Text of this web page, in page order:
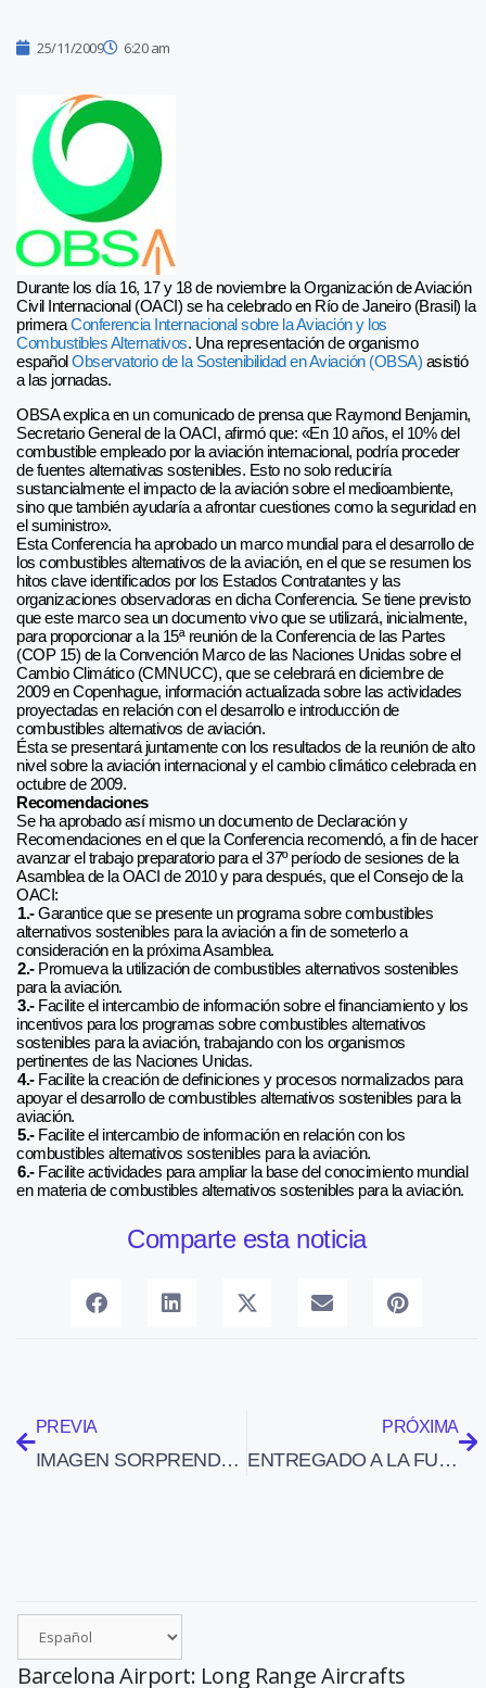
25/11/2009 6:20 am
Durante los día 16, 17 y 18 de noviembre la Organización de Aviación
Civil Internacional (OACI) se ha celebrado en Río de Janeiro (Brasil) la
primeraConferencia Internacional sobre la Aviación y los
Combustibles Alternativos. Una representación de organismo
españolObservatorio de la Sostenibilidad en Aviación (OBSA) asistió
a las jornadas.
OBSA explica en un comunicado de prensa que Raymond Benjamin,
Secretario General de la OACI, afirmó que: «En 10 años, el 10% del
combustible empleado por la aviación internacional, podría proceder
de fuentes alternativas sostenibles. Esto no solo reduciría
sustancialmente el impacto de la aviación sobre el medioambiente,
sino que también ayudaría a afrontar cuestiones como la seguridad en
el suministro».
Esta Conferencia ha aprobado un marco mundial para el desarrollo de
los combustibles alternativos de la aviación, en el que se resumen los
hitos clave identificados por los Estados Contratantes y las
organizaciones observadoras en dicha Conferencia. Se tiene previsto
que este marco sea un documento vivo que se utilizará, inicialmente,
para proporcionar a la 15ª reunión de la Conferencia de las Partes
(COP 15) de la Convención Marco de las Naciones Unidas sobre el
Cambio Climático (CMNUCC), que se celebrará en diciembre de
2009 en Copenhague, información actualizada sobre las actividades
proyectadas en relación con el desarrollo e introducción de
combustibles alternativos de aviación.
Ésta se presentará juntamente con los resultados de la reunión de alto
nivel sobre la aviación internacional y el cambio climático celebrada en
octubre de 2009.
Recomendaciones
Se ha aprobado así mismo un documento de Declaración y
Recomendaciones en el que la Conferencia recomendó, a fin de hacer
avanzar el trabajo preparatorio para el 37º período de sesiones de la
Asamblea de la OACI de 2010 y para después, que el Consejo de la
OACI:
1.-Garantice que se presente un programa sobre combustibles
alternativos sostenibles para la aviación a fin de someterlo a
consideración en la próxima Asamblea.
2.-Promueva la utilización de combustibles alternativos sostenibles
para la aviación.
3.-Facilite el intercambio de información sobre el financiamiento y los
incentivos para los programas sobre combustibles alternativos
sostenibles para la aviación, trabajando con los organismos
pertinentes de las Naciones Unidas.
4.-Facilite la creación de definiciones y procesos normalizados para
apoyar el desarrollo de combustibles alternativos sostenibles para la
aviación.
5.-Facilite el intercambio de información en relación con los
combustibles alternativos sostenibles para la aviación.
6.- Facilite actividades para ampliar la base del conocimiento mundial
en materia de combustibles alternativos sostenibles para la aviación.
Comparte esta noticia
PREVIA
IMAGEN SORPRENDENTE: FOTOGRAFIABA EL SOL Y SE CRUZÓ UN AVIÓN
PRÓXIMA
ENTREGADO A LA FUERZA AÉREA DE ALEMANIA LA UNIDAD 200 DEL EUROFIGHTER
Barcelona Airport: Long Range Aircrafts